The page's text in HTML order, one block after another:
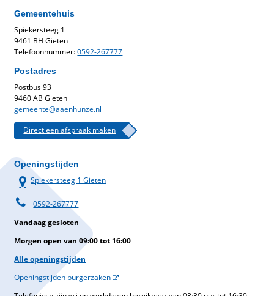
Gemeentehuis
Spiekersteeg 1
9461 BH Gieten
Telefoonnummer:0592-267777
Postadres
Postbus 93
9460 AB Gieten
gemeente@aaenhunze.nl
Direct een afspraak maken
Openingstijden
Spiekersteeg 1 Gieten
0592-267777
Vandaag gesloten
Morgen open van 09:00 tot 16:00
Alle openingstijden
Openingstijden burgerzaken